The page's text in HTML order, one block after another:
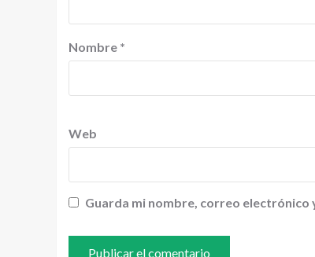
Nombre *
Web
Guarda mi nombre, correo electrónico